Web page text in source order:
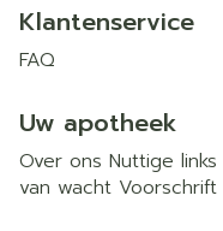
Klantenservice
FAQ
Uw apotheek
Over ons Nuttige links
van wacht Voorschrift